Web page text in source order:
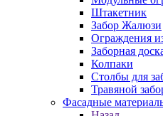
Штакетник
Забор Жалюзи
Ограждения
Заборная
Колпаки
Столбы для
Травяной
Фасадные